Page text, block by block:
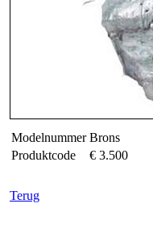
Modelnummer Brons
Produktcode
€ 3.500
Terug